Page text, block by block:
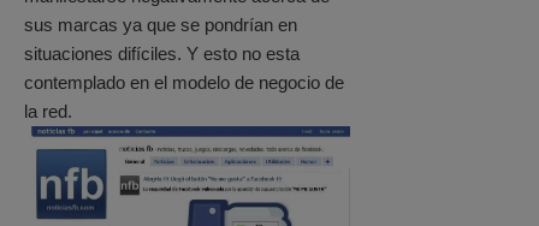
sus marcas ya que se pondrían en
situaciones difíciles. Y esto no esta
contemplado en el modelo de negocio de
la red.